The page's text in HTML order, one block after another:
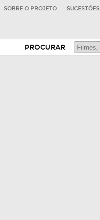
SOBRE O PROJETO SUGESTÕES
PROCURAR